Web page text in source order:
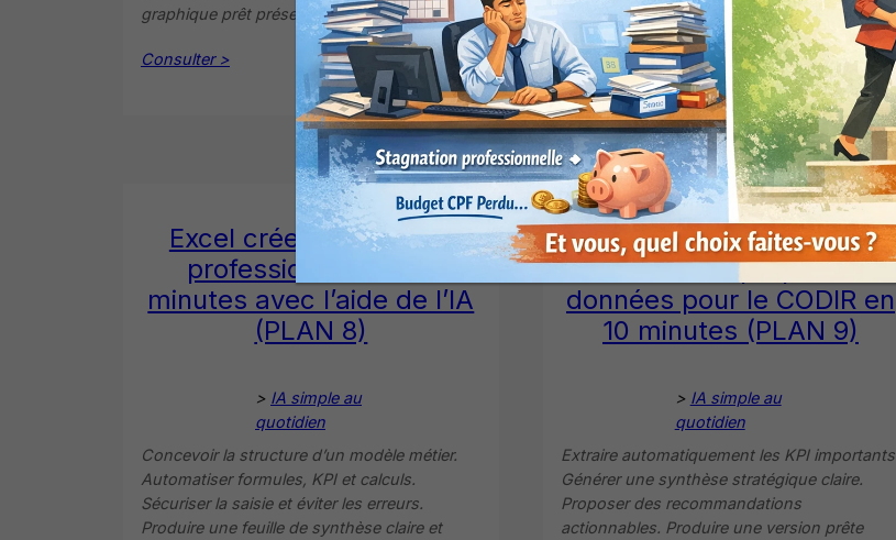
graphique prêt présentation.
Consulter >
résultats.
Consulter >
Excel créez un modèle
professionnel en 30
minutes avec l’aide de l’IA
(PLAN 8)
> IA simple au
quotidien
Concevoir la structure d’un modèle métier.
Automatiser formules, KPI et calculs.
Sécuriser la saisie et éviter les erreurs.
Produire une feuille de synthèse claire et
Excel Synthèse de
direction. l’IA prépare vos
données pour le CODIR en
10 minutes (PLAN 9)
> IA simple au
quotidien
Extraire automatiquement les KPI
Générer une synthèse stratégique claire.
Proposer des recommandations
actionnables. Produire une version prête